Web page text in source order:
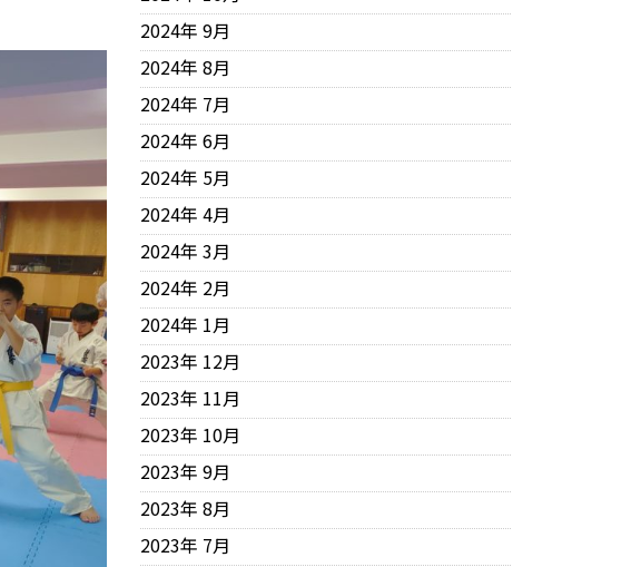
2024年 9月
2024年 8月
2024年 7月
2024年 6月
2024年 5月
2024年 4月
2024年 3月
2024年 2月
2024年 1月
2023年 12月
2023年 11月
2023年 10月
2023年 9月
2023年 8月
2023年 7月